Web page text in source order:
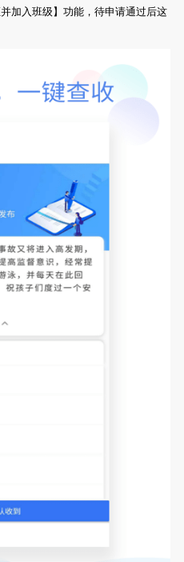
加入班级】功能，待申请通过后这